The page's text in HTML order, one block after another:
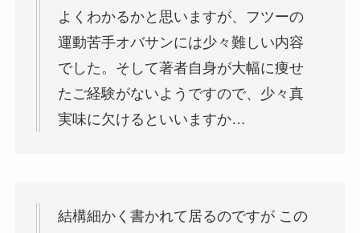
よくわかるかと思いますが、フツーの
運動苦手オバサンには少々難しい内容
でした。そ して著者自身が大幅に痩せ
たご経験がないようですので、少々真
実味に欠けるといいますか…
結構細かく書かれて居るのですが この